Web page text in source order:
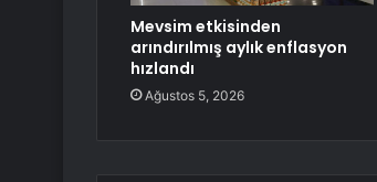
Mevsim etkisinden
arındırılmış aylık enflasyon
hızlandı
Ağustos 5, 2026